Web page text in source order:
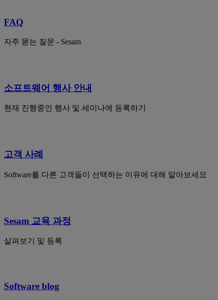
FAQ
자주 묻는 질문 - Sesam
소프트웨어 행사 안내
현재 진행중인 행사 및 세미나에 등록하기
고객 사례
Software를 다른 고객들이 선택하는 이유에 대해 알아보세요
Sesam 교육 과정
살펴보기 및 등록
Software blog